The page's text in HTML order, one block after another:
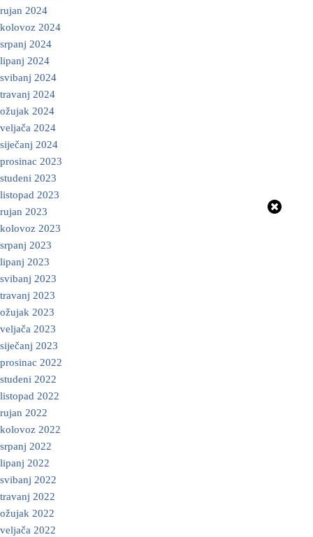
rujan 2024
kolovoz 2024
srpanj 2024
lipanj 2024
svibanj 2024
travanj 2024
ožujak 2024
veljača 2024
siječanj 2024
prosinac 2023
studeni 2023
listopad 2023
rujan 2023
kolovoz 2023
srpanj 2023
lipanj 2023
svibanj 2023
travanj 2023
ožujak 2023
veljača 2023
siječanj 2023
prosinac 2022
studeni 2022
listopad 2022
rujan 2022
kolovoz 2022
srpanj 2022
lipanj 2022
svibanj 2022
travanj 2022
ožujak 2022
veljača 2022